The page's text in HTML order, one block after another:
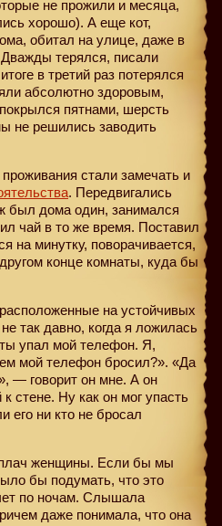
не прожили и месяца,
хорошо). А еще кот,
обитал на улице, даже в
Дважды терялся, писали
в третий раз потерялся
абсолютно здоровым,
пятнами, шерсть
не решились заводить
проживания стали замечать и
. Передвигались
был дома один, занимался
чай в то же время. Поставил
на минутку, поворачивается,
конце комнаты, куда бы
на устойчивых
так давно, когда я ложилась
упал мой телефон. Я,
мой телефон бросил?». «Да
— говорит он мне. А он
стене. Ну как он мог упасть
его ни кто не бросал
женщины. Если бы мы
бы подумать, что это
по ночам. Слышала
даже понимала, что она